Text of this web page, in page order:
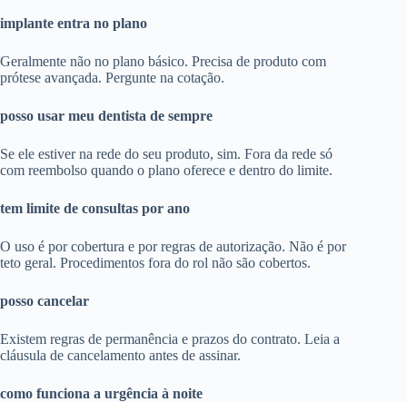
implante entra no plano
Geralmente não no plano básico. Precisa de produto com
prótese avançada. Pergunte na cotação.
posso usar meu dentista de sempre
Se ele estiver na rede do seu produto, sim. Fora da rede só
com reembolso quando o plano oferece e dentro do limite.
tem limite de consultas por ano
O uso é por cobertura e por regras de autorização. Não é por
teto geral. Procedimentos fora do rol não são cobertos.
posso cancelar
Existem regras de permanência e prazos do contrato. Leia a
cláusula de cancelamento antes de assinar.
como funciona a urgência à noite